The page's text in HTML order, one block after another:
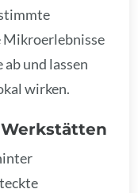
Mikroerlebnisse
und lassen
wirken.